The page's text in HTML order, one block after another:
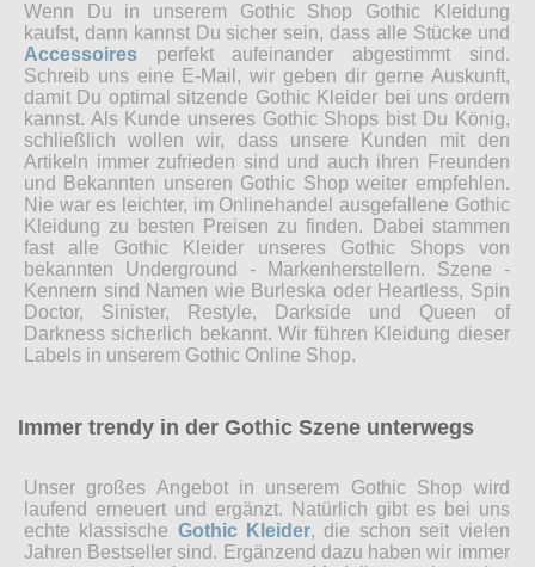
Wenn Du in unserem Gothic Shop Gothic Kleidung
kaufst, dann kannst Du sicher sein, dass alle Stücke und
Accessoires perfekt aufeinander abgestimmt sind.
Schreib uns eine E-Mail, wir geben dir gerne Auskunft,
damit Du optimal sitzende Gothic Kleider bei uns ordern
kannst. Als Kunde unseres Gothic Shops bist Du König,
schließlich wollen wir, dass unsere Kunden mit den
Artikeln immer zufrieden sind und auch ihren Freunden
und Bekannten unseren Gothic Shop weiter empfehlen.
Nie war es leichter, im Onlinehandel ausgefallene Gothic
Kleidung zu besten Preisen zu finden. Dabei stammen
fast alle Gothic Kleider unseres Gothic Shops von
bekannten Underground - Markenherstellern. Szene -
Kennern sind Namen wie Burleska oder Heartless, Spin
Doctor, Sinister, Restyle, Darkside und Queen of
Darkness sicherlich bekannt. Wir führen Kleidung dieser
Labels in unserem Gothic Online Shop.
Immer trendy in der Gothic Szene unterwegs
Unser großes Angebot in unserem Gothic Shop wird
laufend erneuert und ergänzt. Natürlich gibt es bei uns
echte klassische Gothic Kleider, die schon seit vielen
Jahren Bestseller sind. Ergänzend dazu haben wir immer